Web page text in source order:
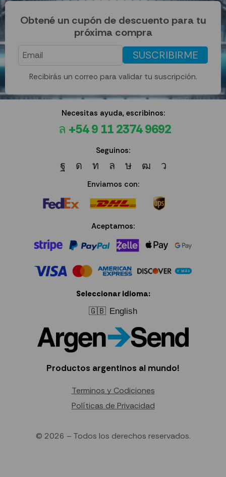
Obtené un cupón de descuento para tu
próxima compra
SUSCRIBIRME
Recibirás un correo para validar tu suscripción.
Necesitas ayuda, escribinos:
+54 9 11 2374 9692
Seguinos:
Enviamos con:
Aceptamos:
Seleccionar idioma:
🇬🇧 English
Productos argentinos al mundo!
Terminos y Codiciones
Políticas de Privacidad
© 2026 – Todos los derechos reservados.